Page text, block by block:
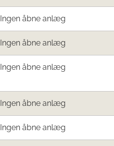
Ingen åbne anlæg
Ingen åbne anlæg
Ingen åbne anlæg
Ingen åbne anlæg
Ingen åbne anlæg